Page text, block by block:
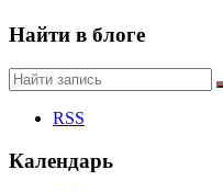
Найти в блоге
RSS
Календарь